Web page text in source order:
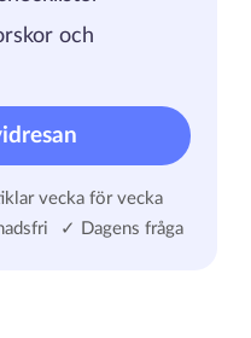
och
vecka för vecka
✓ Dagens fråga